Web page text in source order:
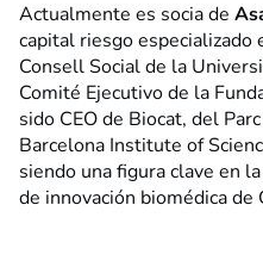
Actualmente es socia de
capital riesgo especializado
Consell Social de la
Comité Ejecutivo de la
sido CEO de Biocat, del
Barcelona Institute of
siendo una figura clave en
de innovación biomédica de